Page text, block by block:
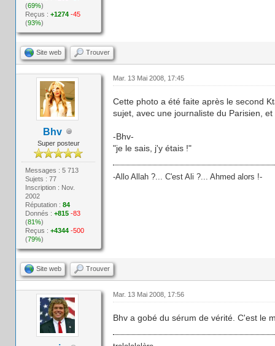
(69%)
Reçus :+1274 -45
(93%)
Site web Trouver
Bhv
Super posteur
Messages : 5 713
Sujets : 77
Inscription : Nov.
2002
Réputation :84
Donnés :+815 -83
(81%)
Reçus :+4344 -500
(79%)
Mar. 13 Mai 2008, 17:45
Cette photo a été faite après le second
sujet, avec une journaliste du Parisien,
-Bhv-
"je le sais, j'y étais !"
-Allo Allah ?... C'est Ali ?... Ahmed alors !-
Site web Trouver
Mar. 13 Mai 2008, 17:56
Bhv a gobé du sérum de vérité. C'est le